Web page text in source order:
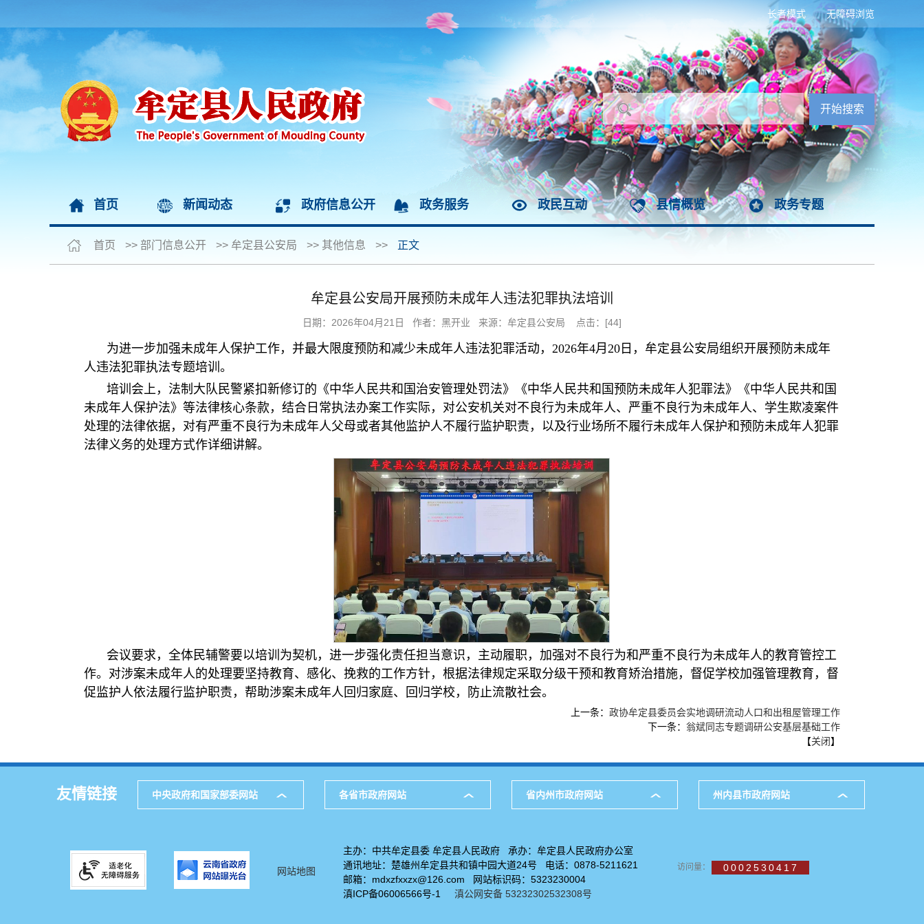
无障碍浏览
长者模式
首页 新闻动态 政府信息公开 政务服务 政民互动 县情概览 政务专题
首页 >> 部门信息公开 >> 牟定县公安局 >> 其他信息 >> 正文
牟定县公安局开展预防未成年人违法犯罪执法培训
日期：2026年04月21日 作者：黑开业 来源：牟定县公安局 点击：[44]
为进一步加强未成年人保护工作，并最大限度预防和减少未成年人违法犯罪活动，2026年4月20日，牟定县公安局组织开展预防未成年
人违法犯罪执法专题培训。
培训会上，法制大队民警紧扣新修订的《中华人民共和国治安管理处罚法》《中华人民共和国预防未成年人犯罪法》《中华人民共和国
未成年人保护法》等法律核心条款，结合日常执法办案工作实际，对公安机关对不良行为未成年人、严重不良行为未成年人、学生欺凌案件
处理的法律依据，对有严重不良行为未成年人父母或者其他监护人不履行监护职责，以及行业场所不履行未成年人保护和预防未成年人犯罪
法律义务的处理方式作详细讲解。
会议要求，全体民辅警要以培训为契机，进一步强化责任担当意识，主动履职，加强对不良行为和严重不良行为未成年人的教育管控工
作。对涉案未成年人的处理要坚持教育、感化、挽救的工作方针，根据法律规定采取分级干预和教育矫治措施，督促学校加强管理教育，督
促监护人依法履行监护职责，帮助涉案未成年人回归家庭、回归学校，防止流散社会。
上一条： 政协牟定县委员会实地调研流动人口和出租屋管理工作
下一条： 翁斌同志专题调研公安基层基础工作
【关闭】
友情链接 中央政府和国家部委网站 各省市政府网站 省内州市政府网站 州内县市政府网站
网站地图
主办：中共牟定县委 牟定县人民政府 承办：牟定县人民政府办公室
通讯地址：楚雄州牟定县共和镇中园大道24号 电话：0878-5211621
邮箱：mdxzfxxzx@126.com 网站标识码：5323230004
滇ICP备06006566号-1
滇公网安备 53232302532308号
访问量： 0002530417